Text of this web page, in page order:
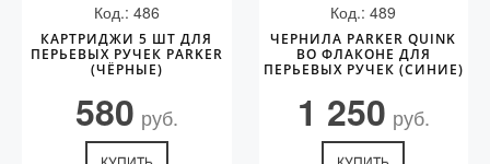
Код.: 486
КАРТРИДЖИ 5 ШТ ДЛЯ
ПЕРЬЕВЫХ РУЧЕК PARKER
(ЧЁРНЫЕ)
580 руб.
Код.: 489
ЧЕРНИЛА PARKER QUINK
ВО ФЛАКОНЕ ДЛЯ
ПЕРЬЕВЫХ РУЧЕК (СИНИЕ)
1 250 руб.